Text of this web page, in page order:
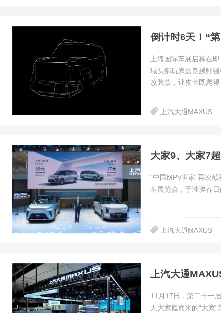
上海国际车展启幕在
域头部玩家运良越野
改装款，让皮卡既爬
上汽大通MAXUS
“中国MPV世家”再次
车展览会，于璀璨春
上汽大通MAXUS
11月17日，第二十一
人大家庭而来的“大家